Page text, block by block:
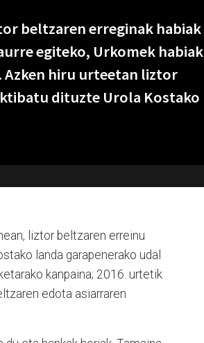
beltzaren erreginak habiak
egiteko, Urkomek habiak
Azken hiru urteetan liztor
dituzte Urola Kostako
liztor beltzaren erreinu
landa garapenerako udal
kanpaina; 2016. urtetik
edota asiarraren